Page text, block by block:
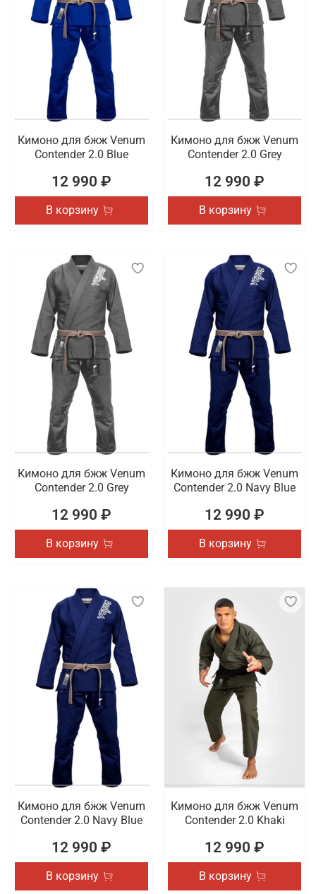
Кимоно для бжж Venum
Contender 2.0 Blue
12 990 ₽
В корзину
Кимоно для бжж Venum
Contender 2.0 Grey
12 990 ₽
В корзину
Кимоно для бжж Venum
Contender 2.0 Grey
12 990 ₽
В корзину
Кимоно для бжж Venum
Contender 2.0 Navy Blue
12 990 ₽
В корзину
Кимоно для бжж Venum
Contender 2.0 Navy Blue
12 990 ₽
В корзину
Кимоно для бжж Venum
Contender 2.0 Khaki
12 990 ₽
В корзину